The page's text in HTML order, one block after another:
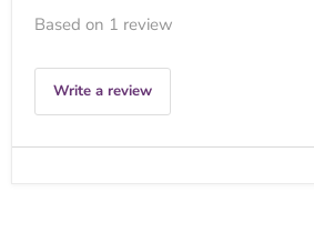
Based on 1 review
Write a review